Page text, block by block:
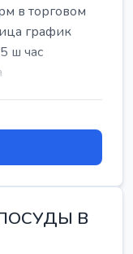
в торговом
график
ш час
В